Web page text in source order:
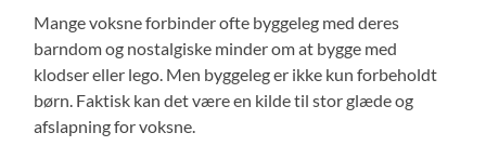
Mange voksne forbinder ofte byggeleg med deres
barndom og nostalgiske minder om at bygge med
klodser eller lego. Men byggeleg er ikke kun forbeholdt
børn. Faktisk kan det være en kilde til stor glæde og
afslapning for voksne.